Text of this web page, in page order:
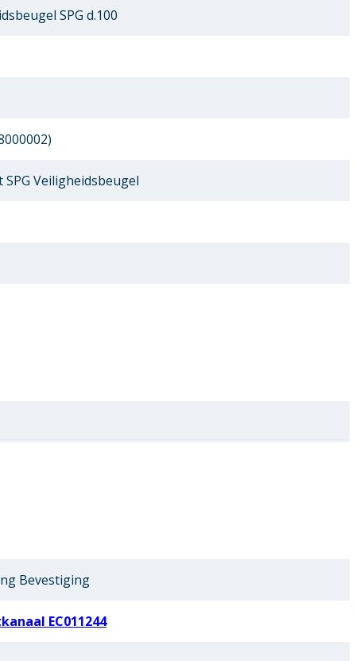
SPG d.100
Veiligheidsbeugel
Bevestiging
EC011244